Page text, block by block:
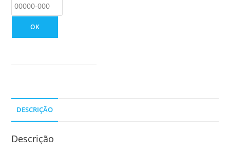
OK
DESCRIÇÃO
Descrição